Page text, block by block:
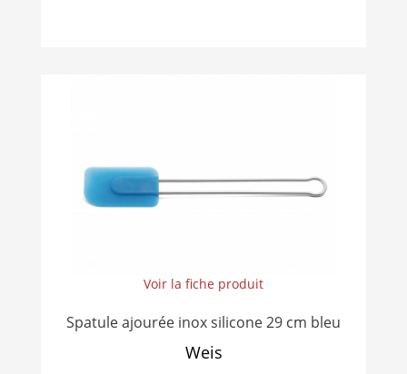
Voir la fiche produit
Spatule ajourée inox silicone 29 cm bleu
Weis